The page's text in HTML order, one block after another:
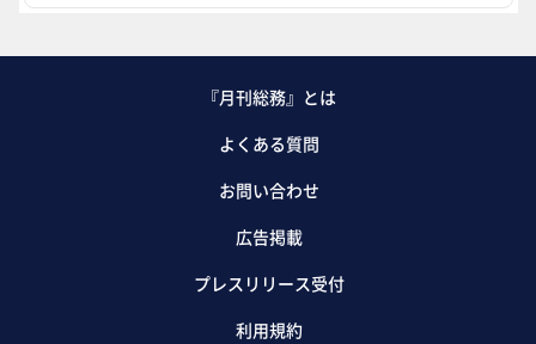
『月刊総務』とは
よくある質問
お問い合わせ
広告掲載
プレスリリース受付
利用規約